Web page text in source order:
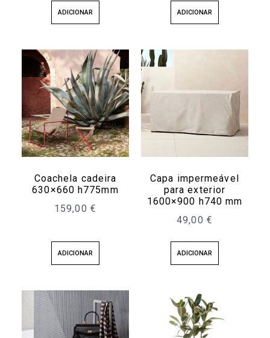
ADICIONAR ADICIONAR
Coachela cadeira
630×660 h775mm
159,00 €
ADICIONAR
Capa impermeável
para exterior
1600×900 h740 mm
49,00 €
ADICIONAR